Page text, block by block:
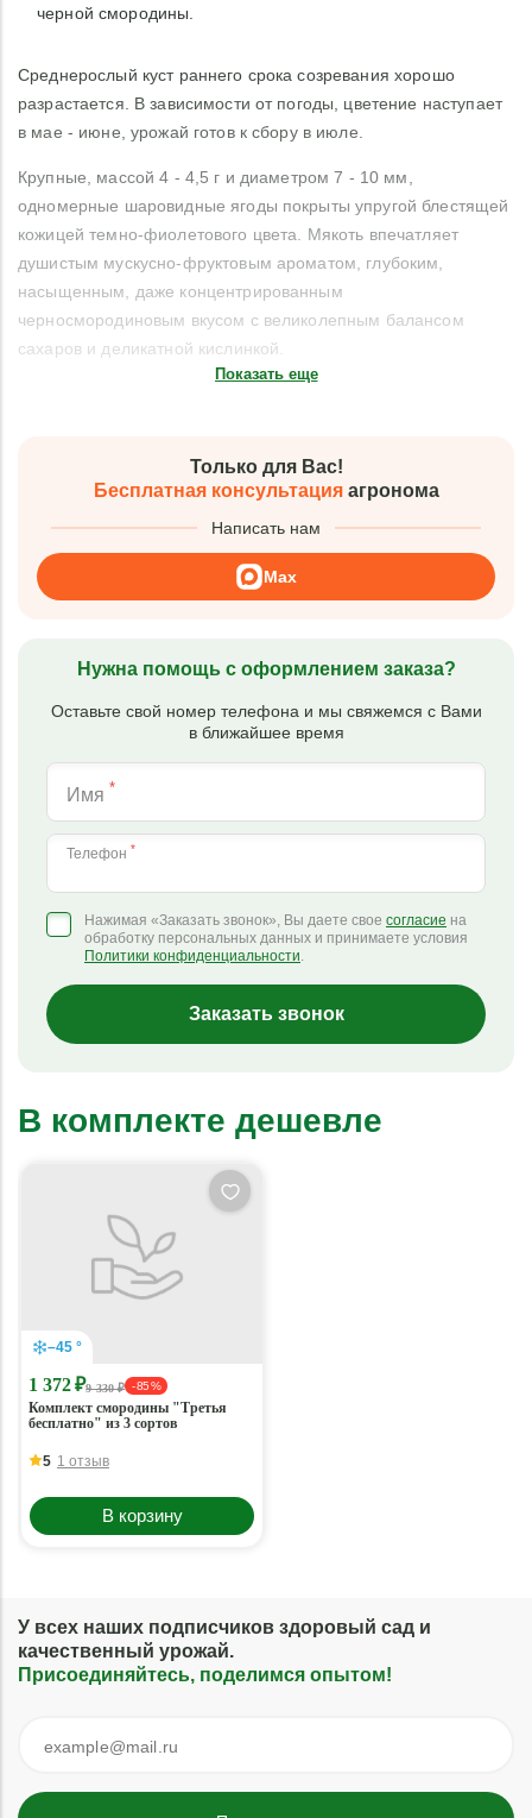
черной смородины.
Среднерослый куст раннего срока созревания хорошо
разрастается. В зависимости от погоды, цветение наступает
в мае - июне, урожай готов к сбору в июле.
Крупные, массой 4 - 4,5 г и диаметром 7 - 10 мм,
одномерные шаровидные ягоды покрыты упругой блестящей
кожицей темно-фиолетового цвета. Мякоть впечатляет
душистым мускусно-фруктовым ароматом, глубоким,
насыщенным, даже концентрированным
черносмородиновым вкусом с великолепным балансом
сахаров и деликатной кислинкой.
Показать еще
Только для Вас!
Бесплатная консультацияагронома
Написать нам
Max
Нужна помощь с оформлением заказа?
Оставьте свой номер телефона и мы свяжемся с Вами
в ближайшее время
Имя *
Телефон *
Нажимая «Заказать звонок», Вы даете свое согласие на
обработку персональных данных и принимаете условия
Политики конфиденциальности.
Заказать звонок
В комплекте дешевле
–45 °
1 372 ₽9 330 ₽ - 85 %
Комплект смородины "Третья
бесплатно" из 3 сортов
5 1 отзыв
В корзину
У всех наших подписчиков здоровый сад и
качественный урожай.
Присоединяйтесь, поделимся опытом!